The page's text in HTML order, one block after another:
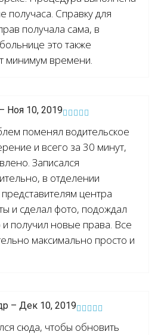
получаса. Справку для
получала сама, в
это также
минимум времени.
Ноя 10, 2019
поменял водительское
и всего за 30 минут,
Записался
в отделении
центра
и сделал фото, подождал
получил новые права. Все
максимально просто и
– Дек 10, 2019
сюда, чтобы обновить